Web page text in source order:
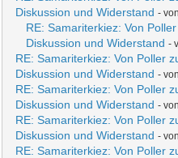
Diskussion und Widerstand -
RE: Samariterkiez: Von
Diskussion und Widerstand -
RE: Samariterkiez: Von Poller
Diskussion und Widerstand -
RE: Samariterkiez: Von Poller
Diskussion und Widerstand - von
RE: Samariterkiez: Von Poller
Diskussion und Widerstand -
RE: Samariterkiez: Von Poller